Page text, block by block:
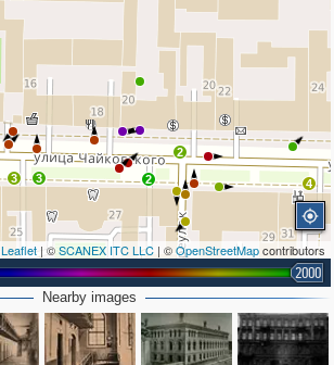
4
2
2
3
3
Leaflet | ©SCANEX ITC LLC | ©OpenStreetMapcontributors
2000
Nearby images